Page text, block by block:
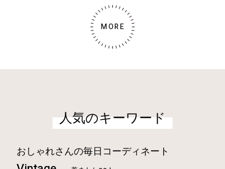
MORE
人気のキーワード
おしゃれさんの毎日コーディネート